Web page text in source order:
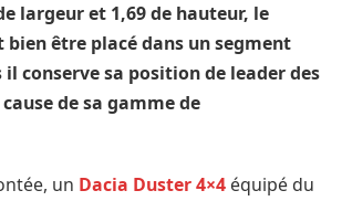
largeur et 1,69 de hauteur, le
être placé dans un segment
conserve sa position de leader des
de sa gamme de
un Dacia Duster 4×4 équipé du